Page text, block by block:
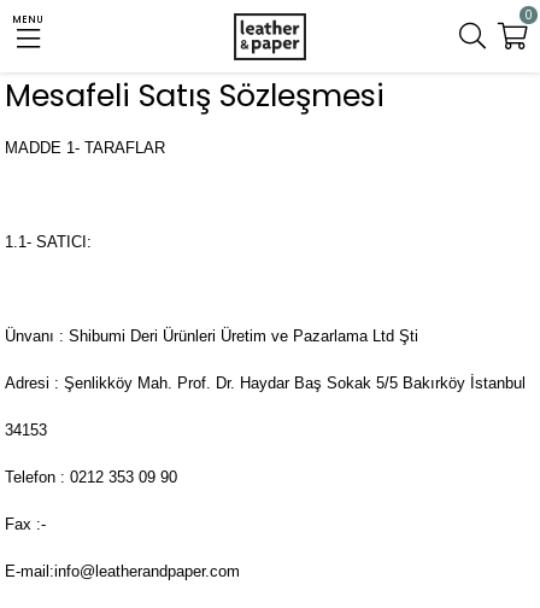
MENU 0
Mesafeli Satış Sözleşmesi
MADDE 1- TARAFLAR
1.1- SATICI:
Ünvanı : Shibumi Deri Ürünleri Üretim ve Pazarlama Ltd Şti
Adresi : Şenlikköy Mah. Prof. Dr. Haydar Baş Sokak 5/5 Bakırköy İstanbul
34153
Telefon : 0212 353 09 90
Fax :-
E-mail:info@leatherandpaper.com